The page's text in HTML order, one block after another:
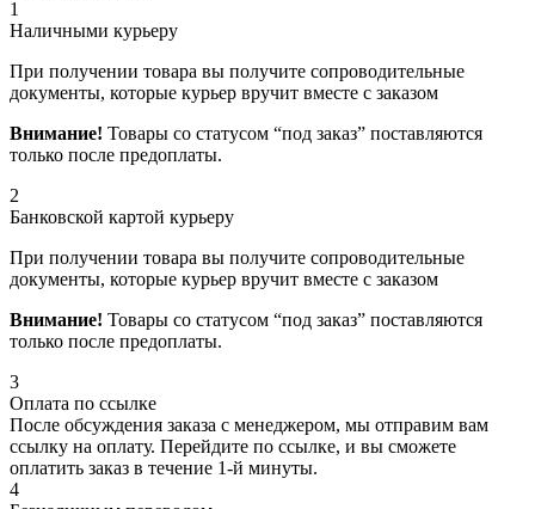
1
Наличными курьеру
При получении товара вы получите сопроводительные
документы, которые курьер вручит вместе с заказом
Внимание! Товары со статусом “под заказ” поставляются
только после предоплаты.
2
Банковской картой курьеру
При получении товара вы получите сопроводительные
документы, которые курьер вручит вместе с заказом
Внимание! Товары со статусом “под заказ” поставляются
только после предоплаты.
3
Оплата по ссылке
После обсуждения заказа с менеджером, мы отправим вам
ссылку на оплату. Перейдите по ссылке, и вы сможете
оплатить заказ в течение 1-й минуты.
4